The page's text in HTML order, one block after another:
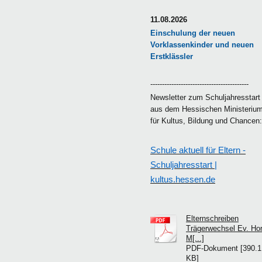
11.08.2026
Einschulung der neuen
Vorklassenkinder und neuen
Erstklässler
------------------------------------------
Newsletter zum Schuljahresstart
aus dem Hessischen Ministerium
für Kultus, Bildung und Chancen:
Schule aktuell für Eltern -
Schuljahresstart |
kultus.hessen.de
Elternschreiben
Trägerwechsel Ev.
M[...]
PDF-Dokument [390.1
KB]